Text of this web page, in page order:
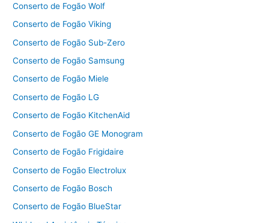
Conserto de Fogão Wolf
Conserto de Fogão Viking
Conserto de Fogão Sub-Zero
Conserto de Fogão Samsung
Conserto de Fogão Miele
Conserto de Fogão LG
Conserto de Fogão KitchenAid
Conserto de Fogão GE Monogram
Conserto de Fogão Frigidaire
Conserto de Fogão Electrolux
Conserto de Fogão Bosch
Conserto de Fogão BlueStar